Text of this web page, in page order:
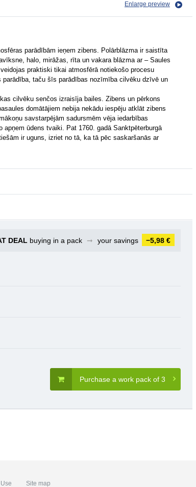
Enlarge preview
parādībām ieņem zibens. Polārblāzma ir saistīta
halo, mirāžas, rīta un vakara blāzma ar – Saules
praktiski tikai atmosfērā notiekošo procesu
taču šīs parādības nozīmība cilvēku dzīvē un
cilvēku senčos izraisīja bailes. Zibens un pērkons
domātājiem nebija nekādu iespēju atklāt zibens
savstarpējām sadursmēm vēja iedarbības
ūdens tvaiki. Pat 1760. gadā Sanktpēterburgā
ir uguns, izriet no tā, ka tā pēc saskaršanās ar
DEAL buying in a pack ➞ your savings −5,98 €
Purchase a work pack of 3
Site map